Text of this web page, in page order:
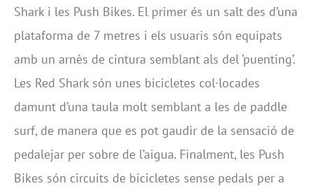
Shark i les Push Bikes. El primer és un salt des d’una
plataforma de 7 metres i els usuaris són equipats
amb un arnès de cintura semblant als del ‘puenting’.
Les Red Shark són unes bicicletes col·locades
damunt d’una taula molt semblant a les de paddle
surf, de manera que es pot gaudir de la sensació de
pedalejar per sobre de l’aigua. Finalment, les Push
Bikes són circuits de bicicletes sense pedals per a